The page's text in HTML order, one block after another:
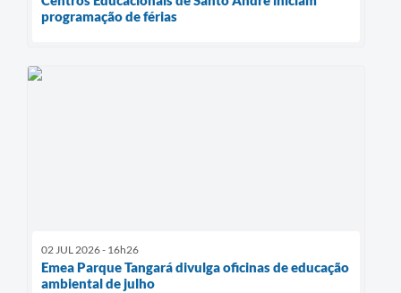
programação de férias
02 JUL 2026 - 16h26
Emea Parque Tangará divulga oficinas de educação
ambiental de julho